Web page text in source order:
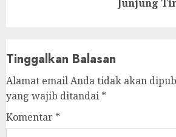
Junjung
Tinggalkan Balasan
Alamat email Anda tidak akan
yang wajib ditandai *
Komentar *